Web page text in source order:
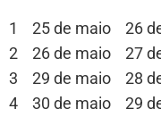
1 25 de maio 26
2 26 de maio 27
3 29 de maio 28
4 30 de maio 29